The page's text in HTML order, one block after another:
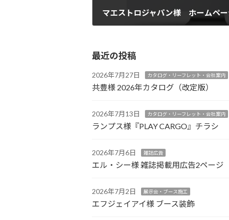
マエストロジャパン様 ホームペ
最近の投稿
2026年7月27日 カタログ・リーフレット・会社案内
共豊様 2026年カタログ（改定版）
2026年7月13日 カタログ・リーフレット・会社案内
ランプス様『PLAY CARGO』チラシ
2026年7月6日 雑誌広告
エル・シー様 雑誌掲載用広告2ページ
2026年7月2日 展示会・ブース施工
エフジェイアイ様 ブース装飾